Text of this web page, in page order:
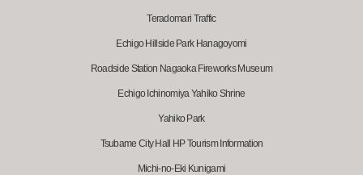
Teradomari Traffic
Echigo Hillside Park Hanagoyomi
Roadside Station Nagaoka Fireworks Museum
Echigo Ichinomiya Yahiko Shrine
Yahiko Park
Tsubame City Hall HP Tourism Information
Michi-no-Eki Kunigami